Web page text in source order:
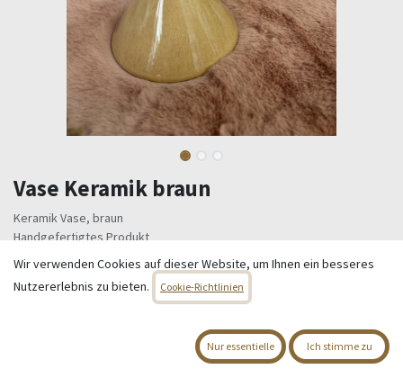
Vase Keramik braun
Keramik Vase, braun
Handgefertigtes Produkt
Durchmesser 10cm, Höhe 9cm, Vasenöffnung 2cm
5,95€ Alle Preise inkl. MwSt.zzgl. Versandkosten
Wir verwenden Cookies auf dieser Website, um Ihnen ein besseres
Nutzererlebnis zu bieten.
Cookie-Richtlinien
Nur essentielle Ich stimme zu